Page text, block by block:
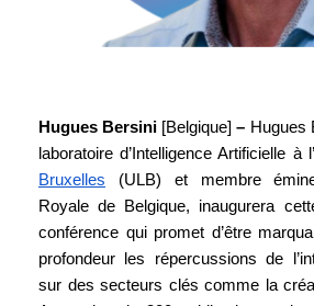
Hugues Bersini [Belgique] – Hugues
laboratoire d’Intelligence Artificielle à l’
Bruxelles (ULB) et membre
Royale de Belgique, inaugurera
conférence qui promet d’être
profondeur les répercussions de
sur des secteurs clés comme la